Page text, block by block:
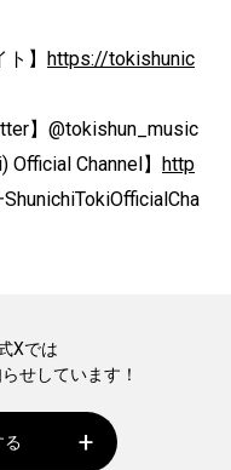
】 https://tokishunic
】@tokishun_music
Official Channel】 http
Xでは
せしています！
る